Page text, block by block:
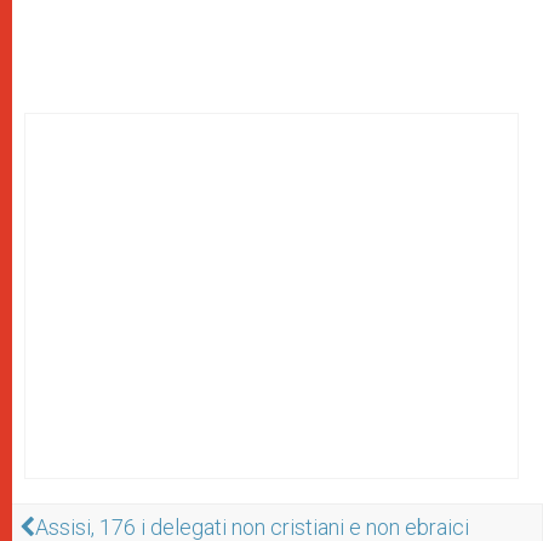
Assisi, 176 i delegati non cristiani e non ebraici